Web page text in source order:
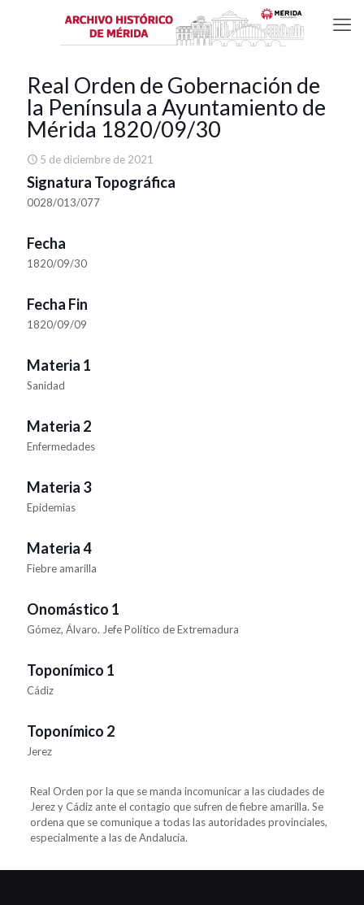
Real Orden de Gobernación de
la Península a Ayuntamiento de
Mérida 1820/09/30
5 de diciembre de 2021
Signatura Topográfica
0028/013/077
Fecha
1820/09/30
Fecha Fin
1820/09/09
Materia 1
Sanidad
Materia 2
Enfermedades
Materia 3
Epidemias
Materia 4
Fiebre amarilla
Onomástico 1
Gómez, Álvaro. Jefe Político de Extremadura
Toponímico 1
Cádiz
Toponímico 2
Jerez
Real Orden por la que se manda incomunicar a las ciudades de
Jerez y Cádiz ante el contagio que sufren de fiebre amarilla. Se
ordena que se comunique a todas las autoridades provinciales,
especialmente a las de Andalucía.